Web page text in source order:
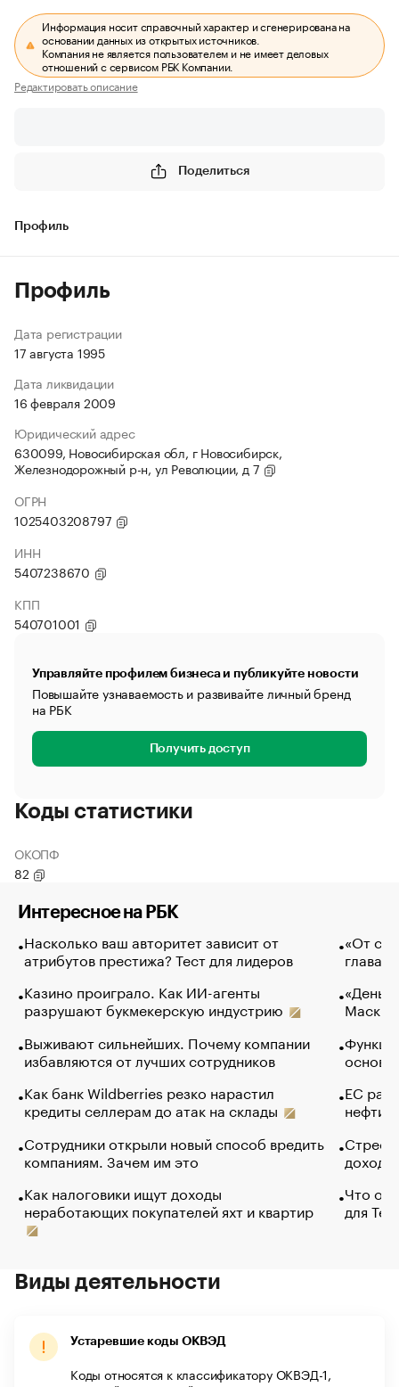
Информация носит справочный характер и сгенерирована на
основании данных из открытых источников.
Компания не является пользователем и не имеет деловых
отношений с сервисом РБК Компании.
Редактировать описание
Поделиться
Профиль
Профиль
Дата регистрации
17 августа 1995
Дата ликвидации
16 февраля 2009
Юридический адрес
630099, Новосибирская обл, г Новосибирск,
Железнодорожный р-н, ул Революции, д 7
ОГРН
1025403208797
ИНН
5407238670
КПП
540701001
Управляйте профилем бизнеса и публикуйте новости
Повышайте узнаваемость и развивайте личный бренд
на РБК
Получить доступ
Коды статистики
ОКОПФ
82
Интересное на РБК
Насколько ваш авторитет зависит от
атрибутов престижа? Тест для лидеров
Казино проиграло. Как ИИ-агенты
разрушают букмекерскую индустрию
Выживают сильнейших. Почему компании
избавляются от лучших сотрудников
Как банк Wildberries резко нарастил
кредиты селлерам до атак на склады
Сотрудники открыли новый способ вредить
компаниям. Зачем им это
Как налоговики ищут доходы
неработающих покупателей яхт и квартир
«От
глава
Маск в
основ
ЕС
нефти
Что
для
Виды деятельности
Устаревшие коды ОКВЭД
Коды относятся к классификатору ОКВЭД-1,